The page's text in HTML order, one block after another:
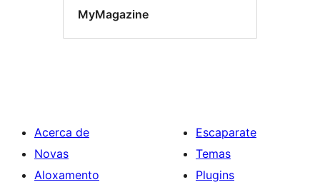
MyMagazine
Acerca de
Novas
Aloxamento
Escaparate
Temas
Plugins